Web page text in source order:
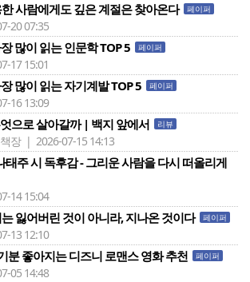
사람에게도 깊은 계절은 찾아온다 페이퍼
20 07:35
많이 읽는 인문학 TOP 5 페이퍼
17 15:01
많이 읽는 자기계발 TOP 5 페이퍼
16 13:09
으로 살아갈까 | 백지 앞에서 리뷰
장 | 2026-07-15 14:13
주 시 독후감 - 그리운 사람을 다시 떠올리게
14 15:04
잃어버린 것이 아니라, 지나온 것이다 페이퍼
13 12:10
분 좋아지는 디즈니 로맨스 영화 추천 페이퍼
05 14:48